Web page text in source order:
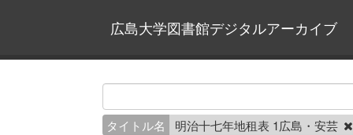
広島大学図書館デジタルアーカイブ
タイトル名 明治十七年地租表 1広島・安芸